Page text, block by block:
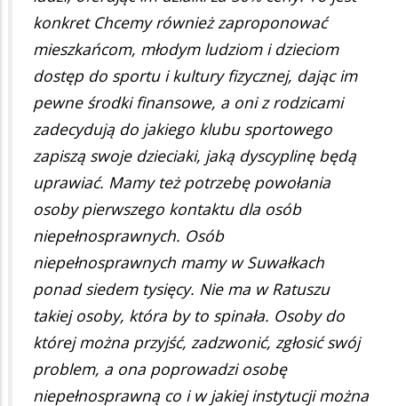
konkret Chcemy również zaproponować
mieszkańcom, młodym ludziom i dzieciom
dostęp do sportu i kultury fizycznej, dając im
pewne środki finansowe, a oni z rodzicami
zadecydują do jakiego klubu sportowego
zapiszą swoje dzieciaki, jaką dyscyplinę będą
uprawiać. Mamy też potrzebę powołania
osoby pierwszego kontaktu dla osób
niepełnosprawnych. Osób
niepełnosprawnych mamy w Suwałkach
ponad siedem tysięcy. Nie ma w Ratuszu
takiej osoby, która by to spinała. Osoby do
której można przyjść, zadzwonić, zgłosić swój
problem, a ona poprowadzi osobę
niepełnosprawną co i w jakiej instytucji można